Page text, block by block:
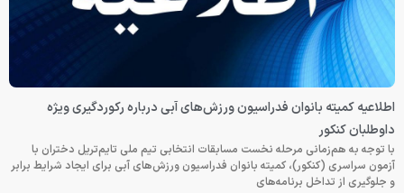
اطلاعیه کمیته بانوان فدراسیون ورزش‌های آبی درباره رکوردگیری ویژه
داوطلبان کنکور
با توجه به هم‌زمانی مرحله نخست مسابقات انتخابی تیم ملی تایم‌تریل دختران با
آزمون سراسری (کنکور)، کمیته بانوان فدراسیون ورزش‌های آبی برای ایجاد شرایط برابر
و جلوگیری از تداخل برنامه‌های